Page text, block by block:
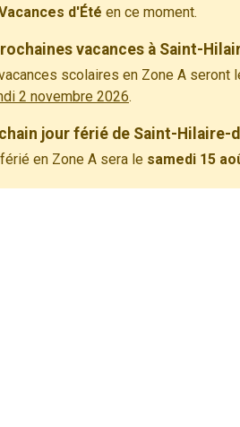
d'Été en ce moment.
vacances à Saint-
scolaires en Zone A seront
2 novembre 2026.
jour férié de Saint-Hilaire-
en Zone A sera le samedi 15